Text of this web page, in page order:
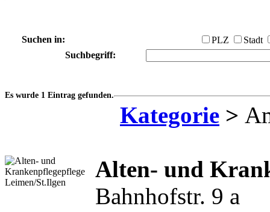
Suchen in: PLZ
Stadt
Suchbegriff:
Es wurde 1 Eintrag gefunden.
Kategorie >
Alten- und
Bahnhofstr. 9 a